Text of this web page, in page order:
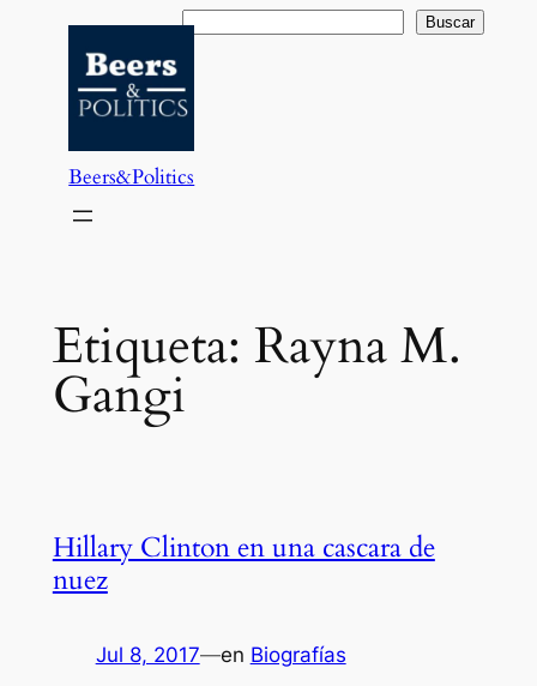
contenido
Buscar Buscar
Beers&Politics
Etiqueta: Rayna M.
Gangi
Hillary Clinton en una cascara de
nuez
Jul 8, 2017—en Biografías